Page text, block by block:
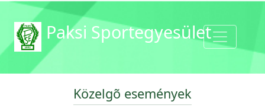
Paksi Sportegyesület
Közelgõ események